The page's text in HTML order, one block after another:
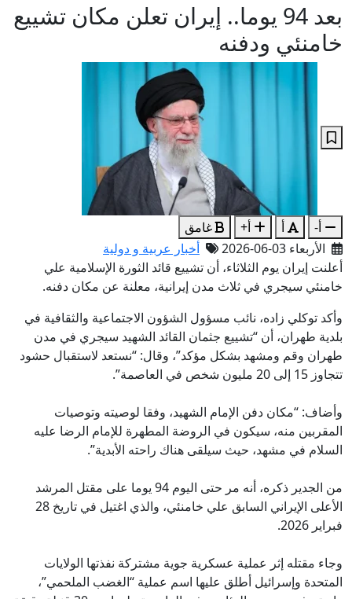
بعد 94 يوما.. إيران تعلن مكان تشييع
خامنئي ودفنه
أ- أ أ+
غامق
الأربعاء 03-06-2026
أخبار عربية و دولية
أعلنت إيران يوم الثلاثاء، أن تشييع قائد الثورة الإسلامية علي
خامنئي سيجري في ثلاث مدن إيرانية، معلنة عن مكان دفنه.
وأكد توكلي زاده، نائب مسؤول الشؤون الاجتماعية والثقافية في
بلدية طهران، أن “تشييع جثمان القائد الشهيد سيجري في مدن
طهران وقم ومشهد بشكل مؤكد”، وقال: “نستعد لاستقبال حشود
تتجاوز 15 إلى 20 مليون شخص في العاصمة”.
وأضاف: “مكان دفن الإمام الشهيد، وفقا لوصيته وتوصيات
المقربين منه، سيكون في الروضة المطهرة للإمام الرضا عليه
السلام في مشهد، حيث سيلقى هناك راحته الأبدية”.
من الجدير ذكره، أنه مر حتى اليوم 94 يوما على مقتل المرشد
الأعلى الإيراني السابق علي خامنئي، والذي اغتيل في تاريخ 28
فبراير 2026.
وجاء مقتله إثر عملية عسكرية جوية مشتركة نفذتها الولايات
المتحدة وإسرائيل أطلق عليها اسم عملية “الغضب الملحمي”،